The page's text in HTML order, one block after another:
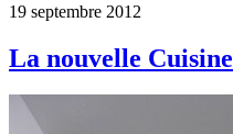
19 septembre 2012
La nouvelle Cuisine